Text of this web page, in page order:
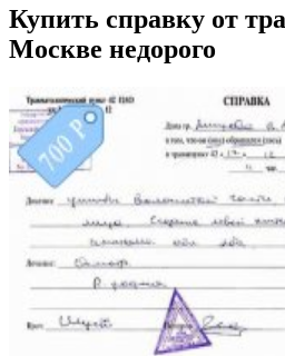
Купить справку от
Москве недорого